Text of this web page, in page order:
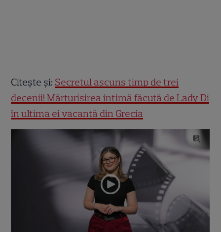
Citește și: Secretul ascuns timp de trei
decenii! Mărturisirea intimă făcută de Lady Di
în ultima ei vacanță din Grecia